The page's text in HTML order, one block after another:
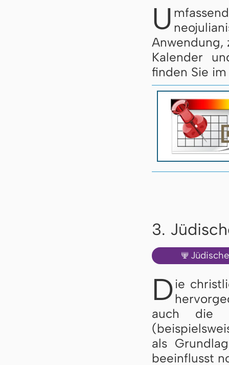
U
Anwendung,
Kalender
finden Sie
3.
🕎
D ie
auch die
als
beeinflusst